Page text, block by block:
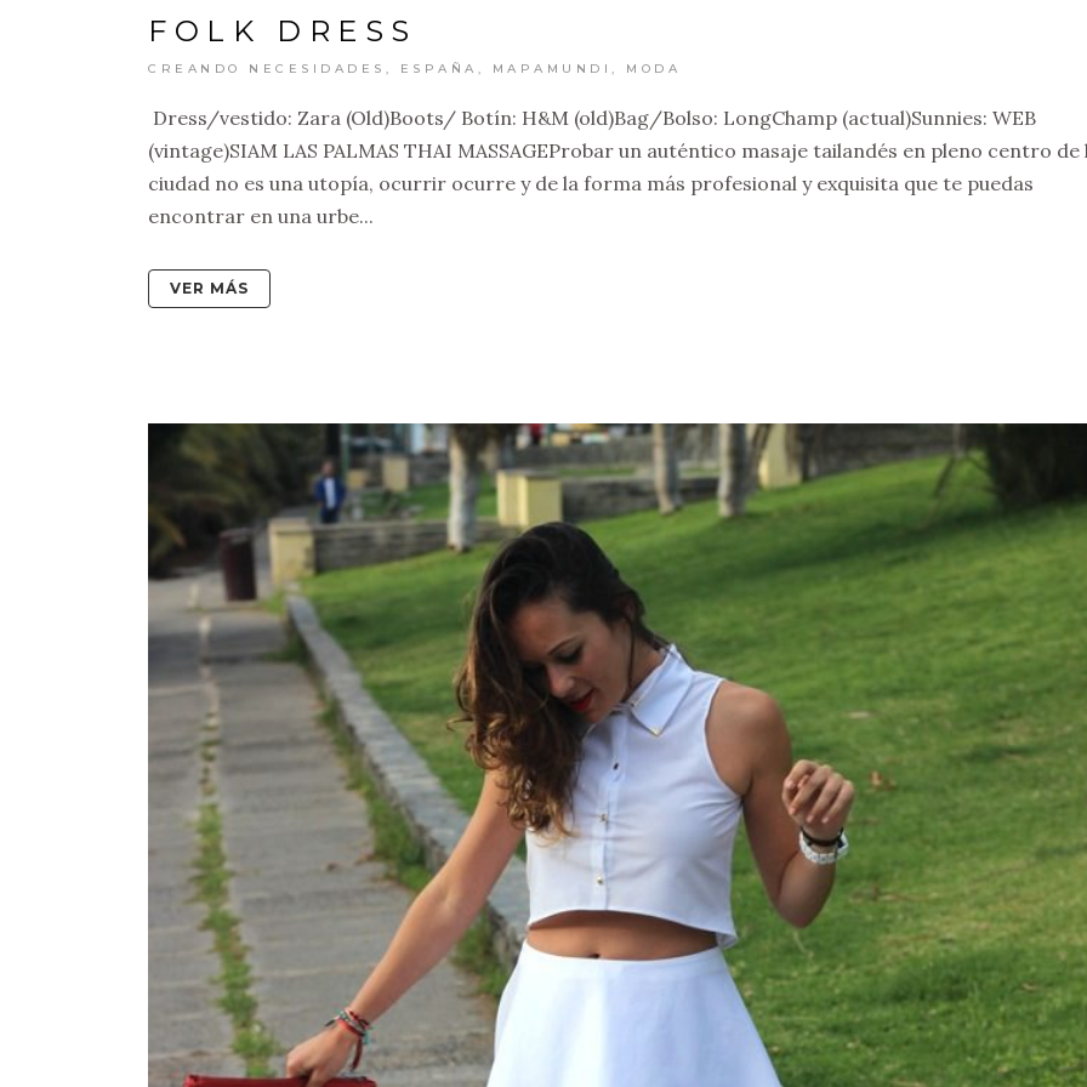
FOLK DRESS
CREANDO NECESIDADES , ESPAÑA , MAPAMUNDI , MODA
Dress/vestido: Zara (Old)Boots/ Botín: H&M (old)Bag/Bolso: LongChamp (actual)Sunnies: WEB
(vintage)SIAM LAS PALMAS THAI MASSAGEProbar un auténtico masaje tailandés en pleno centro de
ciudad no es una utopía, ocurrir ocurre y de la forma más profesional y exquisita que te puedas
encontrar en una urbe...
VER MÁS